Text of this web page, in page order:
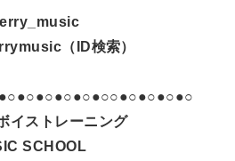
（ID検索）
イストレーニング
SCHOOL